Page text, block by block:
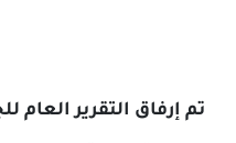
التقرير العام للجنة،